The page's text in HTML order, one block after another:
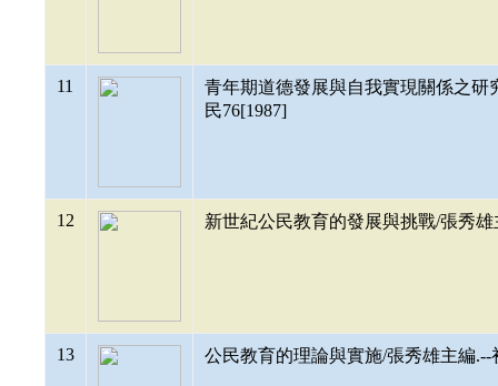
11
青年期道德發展與自我實現關係之研
民76[1987]
12 新世紀公民教育的發展與挑戰/張秀
13 公民教育的理論與實施/張秀雄主編